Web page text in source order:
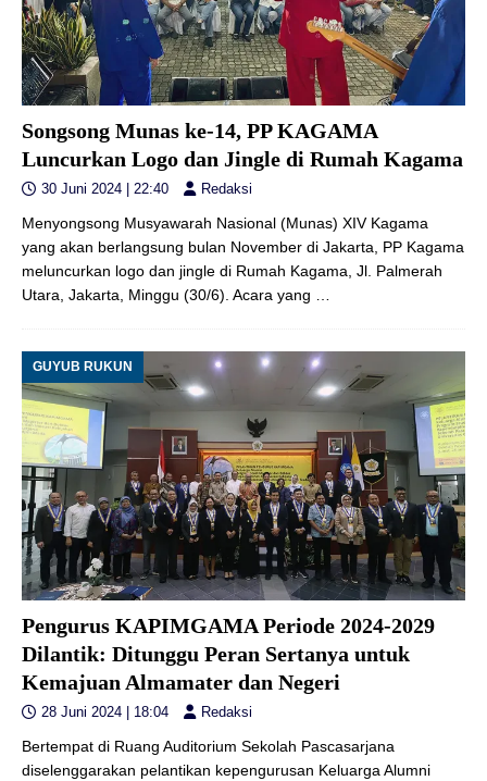
Songsong Munas ke-14, PP KAGAMA
Luncurkan Logo dan Jingle di Rumah Kagama
30 Juni 2024 | 22:40 Redaksi
Menyongsong Musyawarah Nasional (Munas) XIV Kagama
yang akan berlangsung bulan November di Jakarta, PP Kagama
meluncurkan logo dan jingle di Rumah Kagama, Jl. Palmerah
Utara, Jakarta, Minggu (30/6). Acara yang
GUYUB RUKUN
Pengurus KAPIMGAMA Periode 2024-2029
Dilantik: Ditunggu Peran Sertanya untuk
Kemajuan Almamater dan Negeri
28 Juni 2024 | 18:04 Redaksi
Bertempat di Ruang Auditorium Sekolah Pascasarjana
diselenggarakan pelantikan kepengurusan Keluarga Alumni